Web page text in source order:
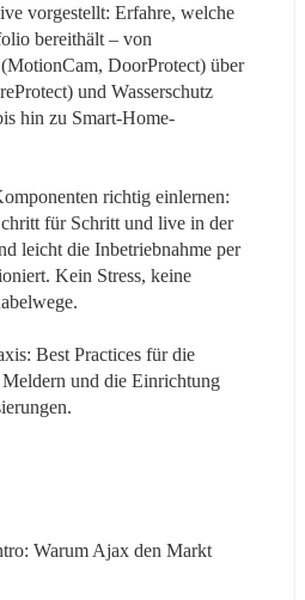
vorgestellt: Erfahre, welche
bereithält – von
DoorProtect) über
und Wasserschutz
hin zu Smart-Home-
richtig einlernen:
für Schritt und live in der
leicht die Inbetriebnahme per
Kein Stress, keine
Best Practices für die
und die Einrichtung
Warum Ajax den Markt